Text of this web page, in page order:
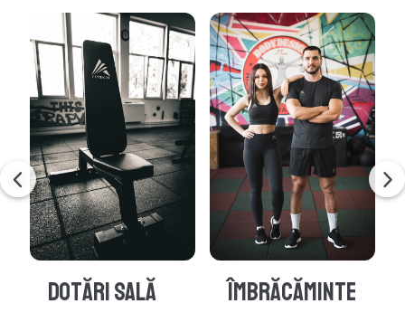
Dotări sală Îmbrăcăminte